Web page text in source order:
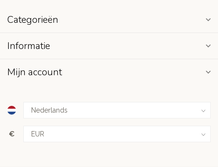
Categorieën
Informatie
Mijn account
€